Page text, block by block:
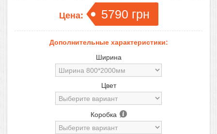
Цена: 5790 грн
Дополнительные характеристики:
Ширина
Цвет
Коробка